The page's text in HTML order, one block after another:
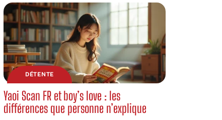
DÉTENTE
Yaoi Scan FR et boy’s love : les
différences que personne n’explique